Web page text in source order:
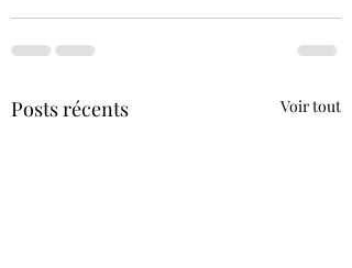
Posts récents Voir tout